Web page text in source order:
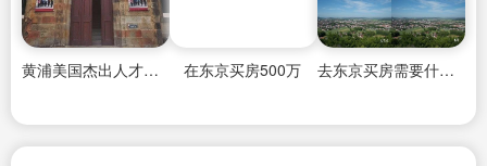
黄浦美国杰出人才移民办理公司有哪些地方 在东京买房500万 去东京买房需要什么条件和手续